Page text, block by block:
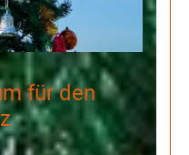
für den